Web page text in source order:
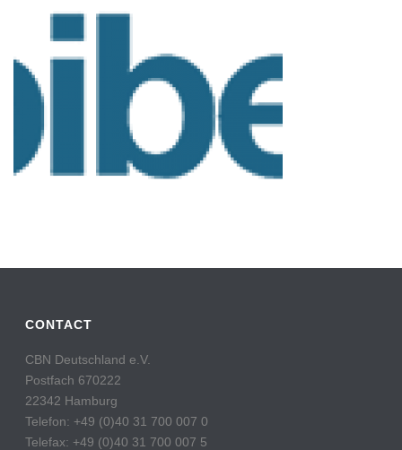
CONTACT
CBN Deutschland e.V.
Postfach 670222
22342 Hamburg
Telefon: +49 (0)40 31 700 007 0
Telefax: +49 (0)40 31 700 007 5